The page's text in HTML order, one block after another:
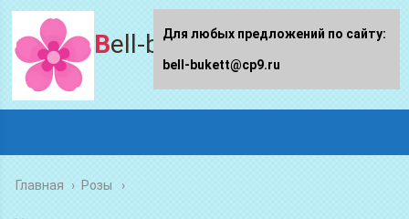
Bell-bukett.ru
Главная › Розы
Для любых предложений по сайту:
bell-bukett@cp9.ru